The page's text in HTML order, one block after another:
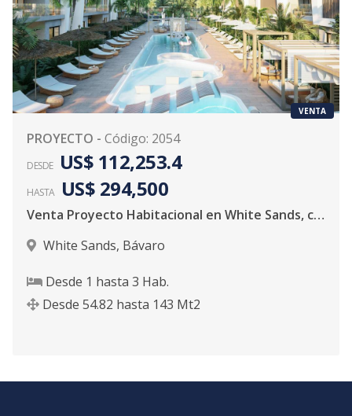
VENTA
PROYECTO - Código: 2054
DESDE US$ 112,253.4
HASTA US$ 294,500
Venta Proyecto Habitacional en White Sands, cerca de playas de arenas blancas.
White Sands, Bávaro
Desde 1 hasta 3 Hab.
Desde 54.82 hasta 143 Mt2